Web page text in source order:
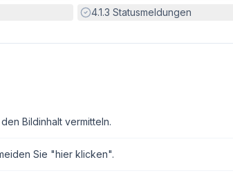
Erfüllt:
4.1.3 Statusmeldungen
Bildinhalt vermitteln.
Sie "hier klicken".